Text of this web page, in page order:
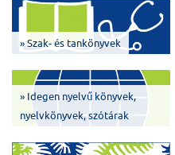
» Szak- és tankönyvek
» Idegen nyelvű könyvek,
nyelvkönyvek, szótárak